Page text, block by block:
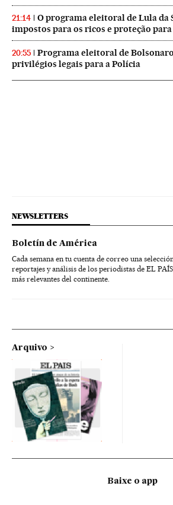
21:14
O programa eleitoral de Lula da
impostos para os ricos e proteção
20:55
Programa eleitoral de
privilégios legais para a Polícia
NEWSLETTERS
Boletín de América
Cada semana en tu cuenta de correo una
reportajes y análisis de los periodistas de EL
más relevantes del continente.
Arquivo
Baixe o app